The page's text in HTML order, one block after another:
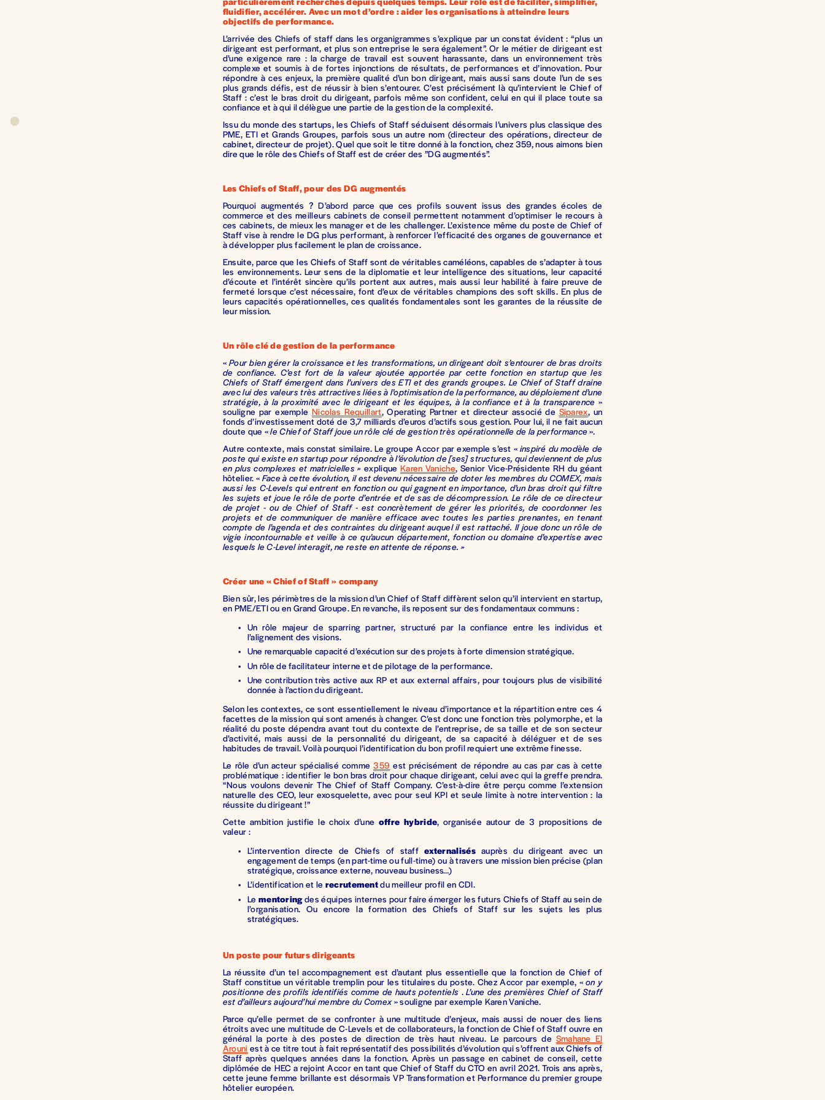
fluidifier, accélérer. Avec un mot d’ordre : aider les organisations à atteindre leurs
objectifs de performance.
L’arrivée des Chiefs of staff dans les organigrammes s’explique par un constat évident : “plus un
dirigeant est performant, et plus son entreprise le sera également”. Or le métier de dirigeant est
d’une exigence rare : la charge de travail est souvent harassante, dans un environnement très
complexe et soumis à de fortes injonctions de résultats, de performances et d’innovation. Pour
répondre à ces enjeux, la première qualité d’un bon dirigeant, mais aussi sans doute l’un de ses
plus grands défis, est de réussir à bien s’entourer. C’est précisément là qu’intervient le Chief of
Staff : c’est le bras droit du dirigeant, parfois même son confident, celui en qui il place toute sa
confiance et à qui il délègue une partie de la gestion de la complexité.
Issu du monde des startups, les Chiefs of Staff séduisent désormais l’univers plus classique des
PME, ETI et Grands Groupes, parfois sous un autre nom (directeur des opérations, directeur de
cabinet, directeur de projet). Quel que soit le titre donné à la fonction, chez 359, nous aimons bien
dire que le rôle des Chiefs of Staff est de créer des ”DG augmentés”.
Les Chiefs of Staff, pour des DG augmentés
Pourquoi augmentés ? D’abord parce que ces profils souvent issus des grandes écoles de
commerce et des meilleurs cabinets de conseil permettent notamment d’optimiser le recours à
ces cabinets, de mieux les manager et de les challenger. L’existence même du poste de Chief of
Staff vise à rendre le DG plus performant, à renforcer l’efficacité des organes de gouvernance et
à développer plus facilement le plan de croissance.
Ensuite, parce que les Chiefs of Staff sont de véritables caméléons, capables de s’adapter à tous
les environnements. Leur sens de la diplomatie et leur intelligence des situations, leur capacité
d’écoute et l’intérêt sincère qu’ils portent aux autres, mais aussi leur habilité à faire preuve de
fermeté lorsque c’est nécessaire, font d’eux de véritables champions des soft skills. En plus de
leurs capacités opérationnelles, ces qualités fondamentales sont les garantes de la réussite de
leur mission.
Un rôle clé de gestion de la performance
«Pour bien gérer la croissance et les transformations, un dirigeant doit s’entourer de bras droits
de confiance. C’est fort de la valeur ajoutée apportée par cette fonction en startup que les
Chiefs of Staff émergent dans l’univers des ETI et des grands groupes. Le Chief of Staff draine
avec lui des valeurs très attractives liées à l’optimisation de la performance, au déploiement d’une
stratégie, à la proximité avec le dirigeant et les équipes, à la confiance et à la transparence »
souligne par exemple Nicolas Requillart, Operating Partner et directeur associé de Siparex, un
fonds d’investissement doté de 3,7 milliards d’euros d’actifs sous gestion. Pour lui, il ne fait aucun
doute que «le Chief of Staff joue un rôle clé de gestion très opérationnelle de la performance».
Autre contexte, mais constat similaire. Le groupe Accor par exemple s’est « inspiré du modèle de
poste qui existe en startup pour répondre à l’évolution de [ses] structures, qui deviennent de plus
en plus complexes et matricielles »explique Karen Vaniche, Senior Vice-Présidente RH du géant
hôtelier. « Face à cette évolution, il est devenu nécessaire de doter les membres du COMEX, mais
aussi les C-Levels qui entrent en fonction ou qui gagnent en importance, d’un bras droit qui filtre
les sujets et joue le rôle de porte d’entrée et de sas de décompression. Le rôle de ce directeur
de projet - ou de Chief of Staff - est concrètement de gérer les priorités, de coordonner les
projets et de communiquer de manière efficace avec toutes les parties prenantes, en tenant
compte de l’agenda et des contraintes du dirigeant auquel il est rattaché. Il joue donc un rôle de
vigie incontournable et veille à ce qu’aucun département, fonction ou domaine d’expertise avec
lesquels le C-Level interagit, ne reste en attente de réponse. »
Créer une « Chief of Staff » company
Bien sûr, les périmètres de la mission d’un Chief of Staff diffèrent selon qu’il intervient en startup,
en PME/ETI ou en Grand Groupe. En revanche, ils reposent sur des fondamentaux communs :
Un rôle majeur de sparring partner, structuré par la confiance entre les individus et
l’alignement des visions.
Une remarquable capacité d’exécution sur des projets à forte dimension stratégique.
Un rôle de facilitateur interne et de pilotage de la performance.
Une contribution très active aux RP et aux external affairs, pour toujours plus de visibilité
donnée à l’action du dirigeant.
Selon les contextes, ce sont essentiellement le niveau d’importance et la répartition entre ces 4
facettes de la mission qui sont amenés à changer. C’est donc une fonction très polymorphe, et la
réalité du poste dépendra avant tout du contexte de l’entreprise, de sa taille et de son secteur
d’activité, mais aussi de la personnalité du dirigeant, de sa capacité à déléguer et de ses
habitudes de travail. Voilà pourquoi l’identification du bon profil requiert une extrême finesse.
Le rôle d’un acteur spécialisé comme359 est précisément de répondre au cas par cas à cette
problématique : identifier le bon bras droit pour chaque dirigeant, celui avec qui la greffe prendra.
“Nous voulons devenir The Chief of Staff Company. C’est-à-dire être perçu comme l’extension
naturelle des CEO, leur exosquelette, avec pour seul KPI et seule limite à notre intervention : la
réussite du dirigeant !”
Cette ambition justifie le choix d’une offre hybride, organisée autour de 3 propositions de
valeur :
L’intervention directe de Chiefs of staffexternalisésauprès du dirigeant avec un
engagement de temps (en part-time ou full-time) ou à travers une mission bien précise (plan
stratégique, croissance externe, nouveau business…)
L’identification et le recrutementdu meilleur profil en CDI.
Le mentoringdes équipes internes pour faire émerger les futurs Chiefs of Staff au sein de
l’organisation. Ou encore la formation des Chiefs of Staff sur les sujets les plus
stratégiques.
Un poste pour futurs dirigeants
La réussite d’un tel accompagnement est d’autant plus essentielle que la fonction de Chief of
Staff constitue un véritable tremplin pour les titulaires du poste. Chez Accor par exemple, «on y
positionne des profils identifiés comme de hauts potentiels .L’une des premières Chief of Staff
est d’ailleurs aujourd’hui membre du Comex» souligne par exemple Karen Vaniche.
Parce qu’elle permet de se confronter à une multitude d’enjeux, mais aussi de nouer des liens
étroits avec une multitude de C-Levels et de collaborateurs, la fonction de Chief of Staff ouvre en
général la porte à des postes de direction de très haut niveau. Le parcours de Smahane El
Arouni est à ce titre tout à fait représentatif des possibilités d’évolution qui s’offrent aux Chiefs of
Staff après quelques années dans la fonction. Après un passage en cabinet de conseil, cette
diplômée de HEC a rejoint Accor en tant que Chief of Staff du CTO en avril 2021. Trois ans après,
cette jeune femme brillante est désormais VP Transformation et Performance du premier groupe
hôtelier européen.